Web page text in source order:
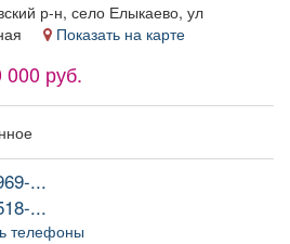
р-н, село Елыкаево, ул
Показать на карте
000 руб.
...
...
телефоны